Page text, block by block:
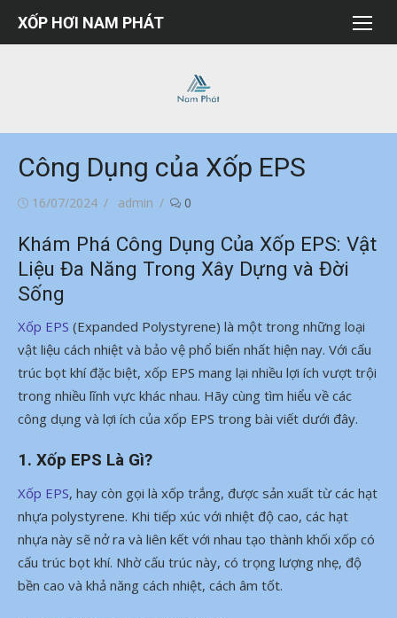
Chuyển
XỐP HƠI NAM PHÁT
Công Dụng của Xốp EPS
Đăng16/07/2024
Tác
admin 0
Khám Phá Công Dụng Của Xốp EPS: Vật
Liệu Đa Năng Trong Xây Dựng và Đời
Sống
Xốp EPS (Expanded Polystyrene) là một trong những loại
vật liệu cách nhiệt và bảo vệ phổ biến nhất hiện nay. Với cấu
trúc bọt khí đặc biệt, xốp EPS mang lại nhiều lợi ích vượt trội
trong nhiều lĩnh vực khác nhau. Hãy cùng tìm hiểu về các
công dụng và lợi ích của xốp EPS trong bài viết dưới đây.
1. Xốp EPS Là Gì?
Xốp EPS, hay còn gọi là xốp trắng, được sản xuất từ các hạt
nhựa polystyrene. Khi tiếp xúc với nhiệt độ cao, các hạt
nhựa này sẽ nở ra và liên kết với nhau tạo thành khối xốp có
cấu trúc bọt khí. Nhờ cấu trúc này, có trọng lượng nhẹ, độ
bền cao và khả năng cách nhiệt, cách âm tốt.